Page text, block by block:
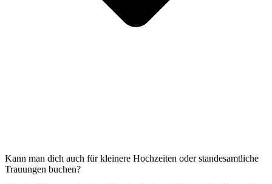
Kann man dich auch für kleinere Hochzeiten oder standesamtliche
Trauungen buchen?